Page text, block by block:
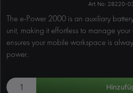
28220-
The e-Power 2000 is an auxiliary
unit, making it effortless to manage
ensures your mobile workspace is
power.